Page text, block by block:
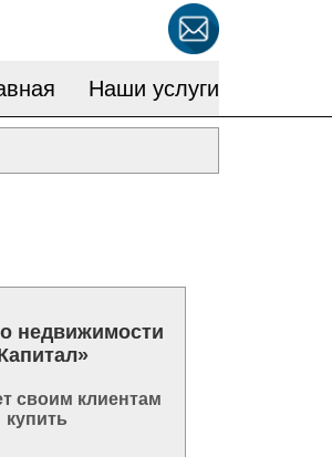
Наши услуги
недвижимости
своим клиентам
купить